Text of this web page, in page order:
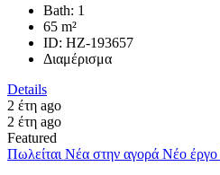
Bath: 1
65 m²
ID: HZ-193657
Διαμέρισμα
Details
2 έτη ago
2 έτη ago
Featured
Πωλείται Νέα στην αγορά Νέο έργο